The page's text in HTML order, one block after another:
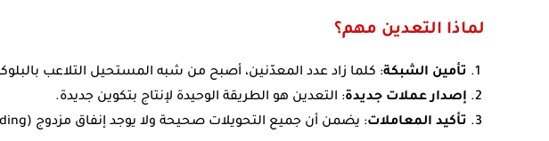
لماذا التعدين مهم؟
تأمين الشبكة: كلما زاد عدد المعدّنين، أصبح من شبه المستحيل التلاعب
إصدار عملات جديدة: التعدين هو الطريقة الوحيدة لإنتاج بتكوين جديدة.
تأكيد المعاملات: يضمن أن جميع التحويلات صحيحة ولا يوجد إنفاق مزدوج (Double Spending).